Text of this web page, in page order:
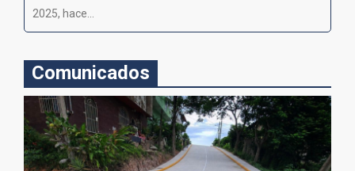
2025, hace...
Comunicados